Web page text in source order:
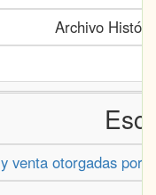
Archivo
venta otorgadas por